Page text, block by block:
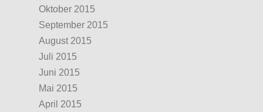
Oktober 2015
September 2015
August 2015
Juli 2015
Juni 2015
Mai 2015
April 2015